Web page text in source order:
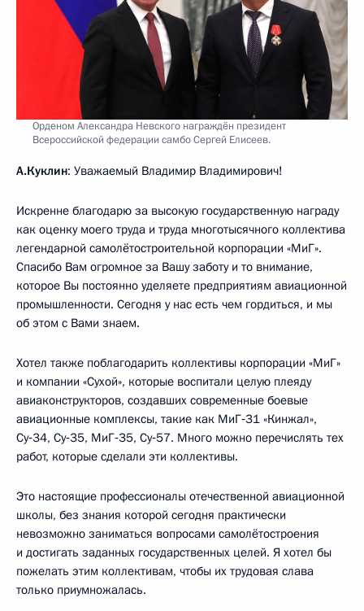
Орденом Александра Невского награждён президент
Всероссийской федерации самбо Сергей Елисеев.
А.Куклин: Уважаемый Владимир Владимирович!
Искренне благодарю за высокую государственную награду
как оценку моего труда и труда многотысячного коллектива
легендарной самолётостроительной корпорации «МиГ».
Спасибо Вам огромное за Вашу заботу и то внимание,
которое Вы постоянно уделяете предприятиям авиационной
промышленности. Сегодня у нас есть чем гордиться, и мы
об этом с Вами знаем.
Хотел также поблагодарить коллективы корпорации «МиГ»
и компании «Сухой», которые воспитали целую плеяду
авиаконструкторов, создавших современные боевые
авиационные комплексы, такие как МиГ‑31 «Кинжал»,
Су‑34, Су‑35, МиГ‑35, Су‑57. Много можно перечислять тех
работ, которые сделали эти коллективы.
Это настоящие профессионалы отечественной авиационной
школы, без знания которой сегодня практически
невозможно заниматься вопросами самолётостроения
и достигать заданных государственных целей. Я хотел бы
пожелать этим коллективам, чтобы их трудовая слава
только приумножалась.